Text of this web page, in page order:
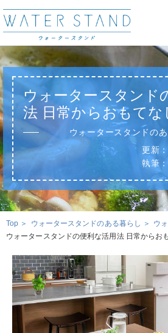
製品一覧
メリット
ショールーム
展示・キャンペーン情報
お客様の声
サポート
ウォータースタンドのある暮らし
ウォータースタンドのある暮らし ト
ウォータースタンド活用術資料請求・お問
ウォータースタンド
法 日常からおもてな
ウォータースタンドの
更新：
執筆：
Top ウォータースタンドのある暮らし
ウ
ウォータースタンドの便利な活用法 日常からお